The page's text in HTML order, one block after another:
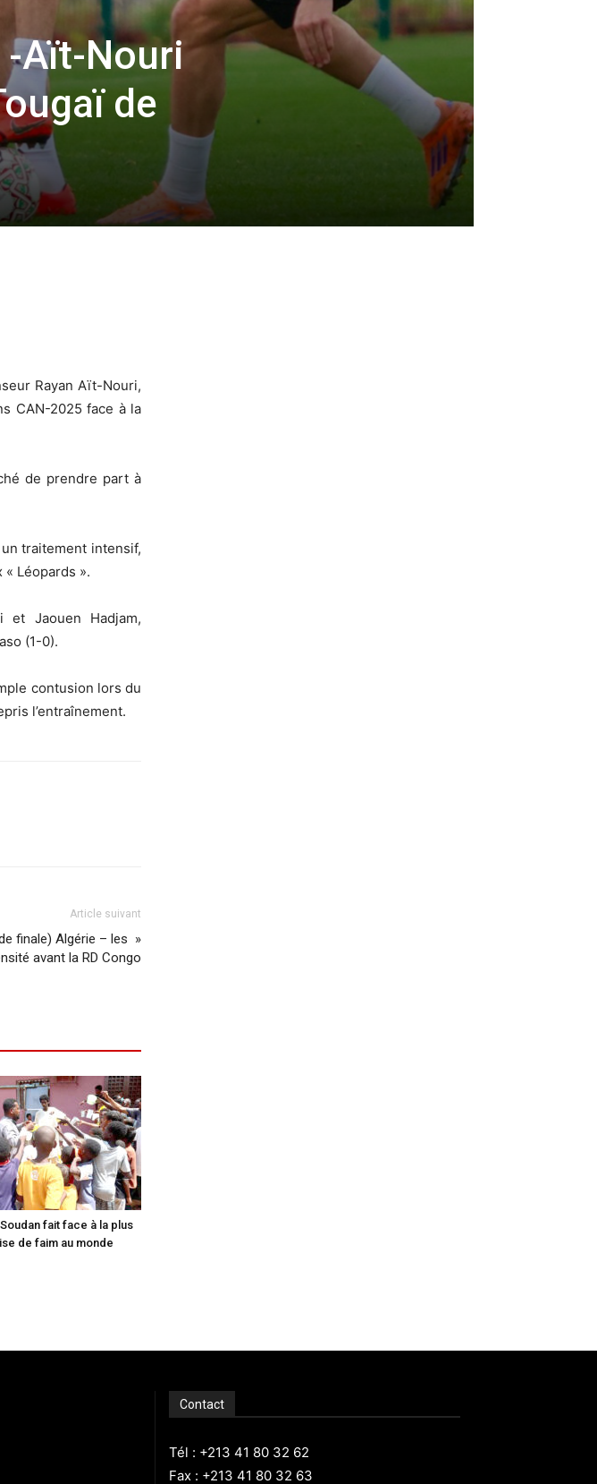
Aït-Nouri
de
Rayan Aït-Nouri,
CAN-2025 face à la
de prendre part à
traitement intensif,
Léopards ».
et Jaouen Hadjam,
(1-0).
contusion lors du
l’entraînement.
Article suivant
finale) Algérie – les »
avant la RD Congo
fait face à la plus
de faim au monde
Contact
Tél : +213 41 80 32 62
Fax : +213 41 80 32 63